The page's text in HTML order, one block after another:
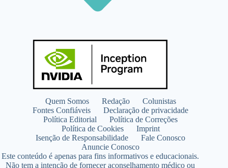
Quem Somos Redação
Colunistas
Fontes Confiáveis
Declaração de privacidade
Política Editorial
Política de Correções
Política de Cookies
Imprint
Isenção de Responsabilidade
Fale Conosco
Anuncie Conosco
Este conteúdo é apenas para fins informativos e educacionais.
Não tem a intenção de fornecer aconselhamento médico ou